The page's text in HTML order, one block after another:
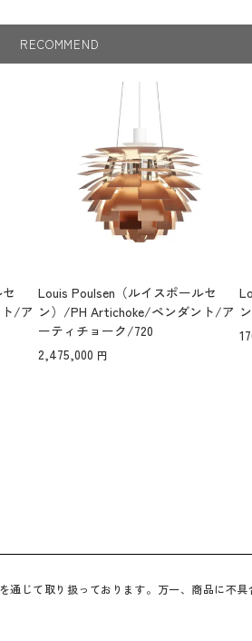
RECOMMEND
/ア
Louis Poulsen（ルイスポールセ
ン）/PH Artichoke/ペンダント/ア
ーティチョーク/720
2,475,000
じて取り扱っております。万一、商品に不